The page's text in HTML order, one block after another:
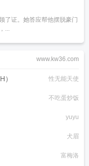
了证。她答应帮他摆脱豪门
...
www.kw36.com
性无能天使
不吃蛋炒饭
yuyu
犬眉
富梅洛